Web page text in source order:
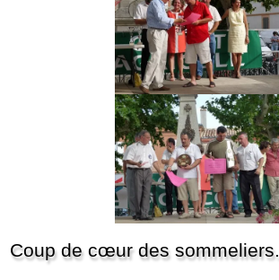
Coup de cœur des sommeliers.